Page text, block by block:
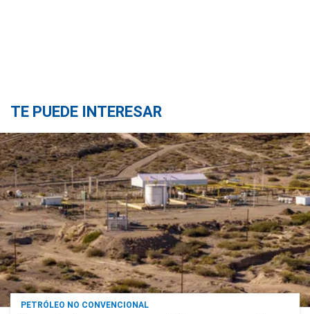
TE PUEDE INTERESAR
PETRÓLEO NO CONVENCIONAL